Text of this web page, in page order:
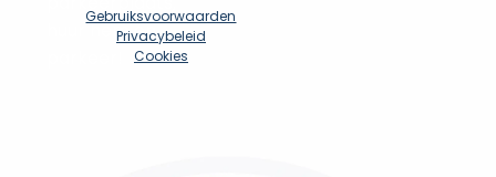
huur hem en
Gebruiksvoorwaarden
Privacybeleid
Cookies